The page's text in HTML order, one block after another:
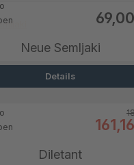
Neue Semljaki
Details
Diletant